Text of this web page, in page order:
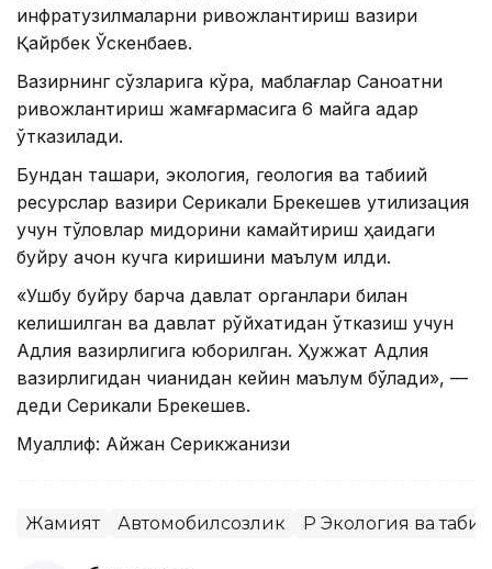
инфратузилмаларни ривожлантириш вазири
Қайрбек Ўскенбаев.
Вазирнинг сўзларига кўра, маблағлар Саноатни
ривожлантириш жамғармасига 6 майга қадар
ўтказилади.
Бундан ташқари, экология, геология ва табиий
ресурслар вазири Серикқали Брекешев утилизация
учун тўловлар миқдорини камайтириш ҳақидаги
буйруқ қачон кучга киришини маълум қилди.
«Ушбу буйруқ барча давлат органлари билан
келишилган ва давлат рўйхатидан ўтказиш учун
Адлия вазирлигига юборилган. Ҳужжат Адлия
вазирлигидан чиққанидан кейин маълум бўлади», —
деди Серикқали Брекешев.
Муаллиф: Айжан Серикжанқизи
Жамият Автомобилсозлик ҚР Экология ва